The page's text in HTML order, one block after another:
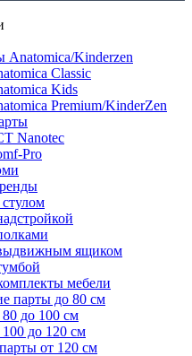
Anatomica/Kinderzen
Classic
Kids
Premium/KinderZen
Nanotec
Pro
ящиком
мебели
парты до 80 см
до 100 см
до 120 см
от 120 см